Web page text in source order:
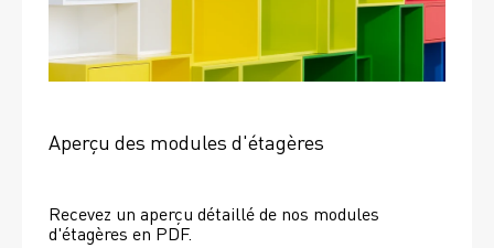
Aperçu des modules d'étagères
Recevez un aperçu détaillé de nos modules
d'étagères en PDF.